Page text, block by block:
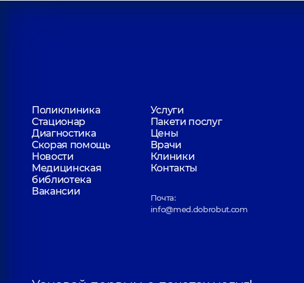
Поликлиника
Услуги
Стационар
Пакети послуг
Диагностика
Цены
Скорая помощь
Врачи
Новости
Клиники
Медицинская
библиотека
Контакты
Вакансии
Почта:
info@med.dobrobut.com